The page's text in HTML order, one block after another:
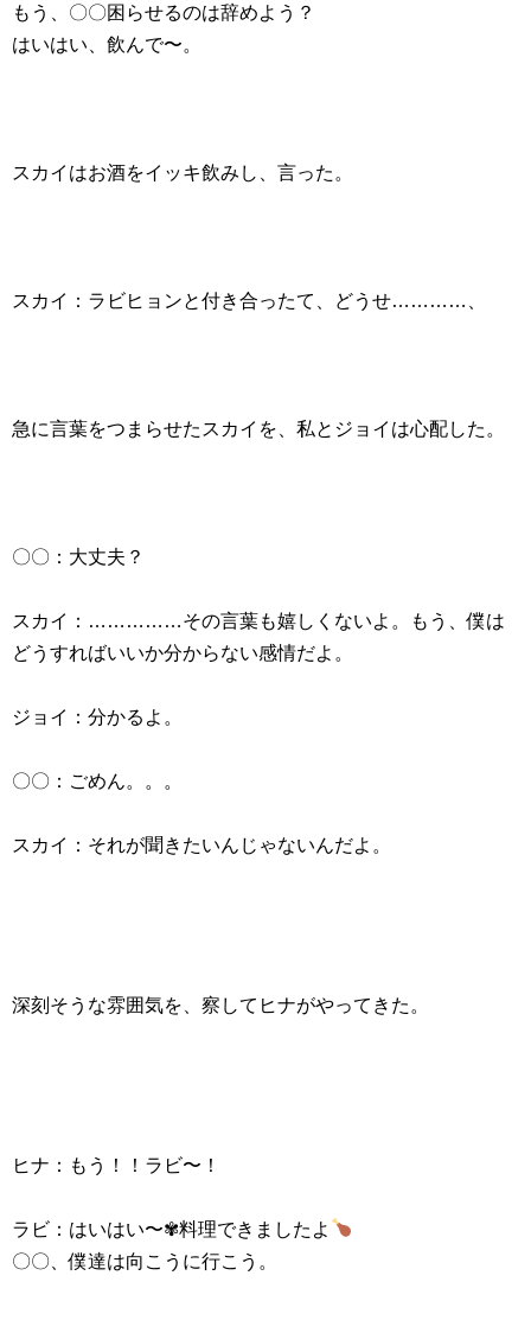
もう、〇〇困らせるのは辞めよう？
はいはい、飲んで〜。
スカイはお酒をイッキ飲みし、言った。
スカイ：ラビヒョンと付き合ったて、どうせ…………、
急に言葉をつまらせたスカイを、私とジョイは心配した。
〇〇：大丈夫？
スカイ：……………その言葉も嬉しくないよ。もう、僕は
どうすればいいか分からない感情だよ。
ジョイ：分かるよ。
〇〇：ごめん。。。
スカイ：それが聞きたいんじゃないんだよ。
深刻そうな雰囲気を、察してヒナがやってきた。
ヒナ：もう！！ラビ〜！
ラビ：はいはい〜✾料理できましたよ
〇〇、僕達は向こうに行こう。